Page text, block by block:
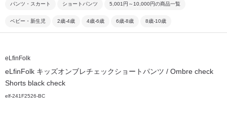
パンツ・スカート ショートパンツ 5,001円～10,000円の商品一覧
ベビー・新生児 2歳-4歳 4歳-6歳 6歳-8歳 8歳-10歳
eLfinFolk
eLfinFolk キッズオンブレチェックショートパンツ / Ombre check
Shorts black check
elf-241F2526-BC